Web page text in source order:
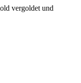
vergoldet und